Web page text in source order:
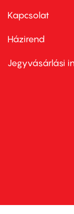
firstKapcsolat
Footer
second
Házirend
Jegyvásárlási